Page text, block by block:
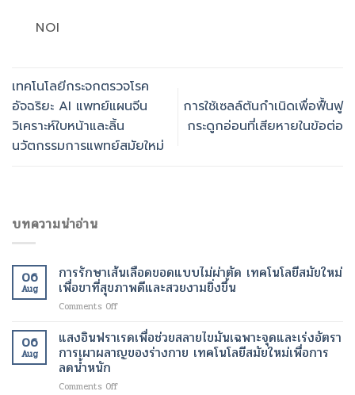
NOI
เทคโนโลยีกระจกตรวจโรค
อัจฉริยะ AI แพทย์แผนจีน
วิเคราะห์ใบหน้าและลิ้น
นวัตกรรมการแพทย์สมัยใหม่
การใช้เซลล์ต้นกำเนิดเพื่อฟื้นฟู
กระดูกอ่อนที่เสียหายในข้อต่อ
บทความน่าอ่าน
06
Aug
การรักษาเส้นเลือดขอดแบบไม่ผ่าตัด เทคโนโลยีสมัยใหม่
เพื่อขาที่สุขภาพดีและสวยงามยิ่งขึ้น
Comments Offon
รักษา
เส้นเลือด
ขอด
ไม่
06
Aug
แสงอินฟราเรดเพื่อช่วยสลายไขมันเฉพาะจุดและเร่งอัตรา
การเผาผลาญของร่างกาย เทคโนโลยีสมัยใหม่เพื่อการ
ลดน้ำหนัก
Comments Offon